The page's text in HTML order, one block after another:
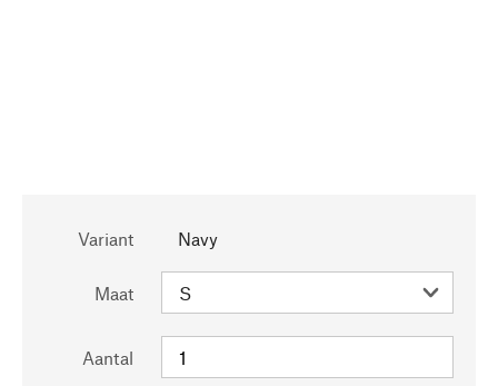
Variant Navy
Maat
Aantal